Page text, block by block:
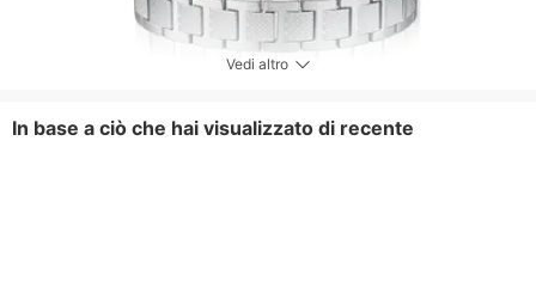
Vedi altro
In base a ciò che hai visualizzato di recente